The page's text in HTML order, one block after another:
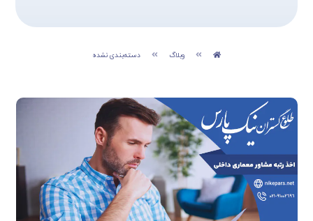
وبلاگ دسته‌بندی نشده